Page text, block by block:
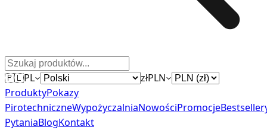
🇵🇱PL złPLN
ProduktyPokazy
PirotechniczneWypożyczalniaNowościPromocje
PytaniaBlogKontakt